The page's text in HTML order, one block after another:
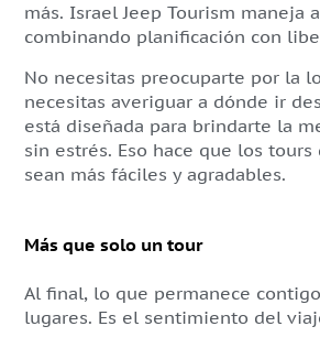
más. Israel Jeep Tourism maneja
combinando planificación con
No necesitas preocuparte por la
necesitas averiguar a dónde ir
está diseñada para brindarte la
sin estrés. Eso hace que los
sean más fáciles y agradables.
Más que solo un tour
Al final, lo que permanece
lugares. Es el sentimiento del